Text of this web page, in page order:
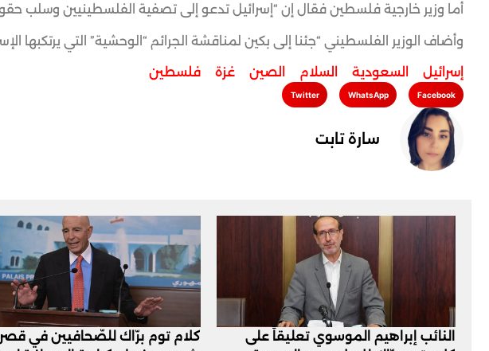
أما وزير خارجية فلسطين فقال إن “إسرائيل تدعو إلى تصفية الفلسطينيين وسلب
وأضاف الوزير الفلسطيني “جئنا إلى بكين لمناقشة الجرائم “الوحشية” التي يرتكبها
إسرائيل السعودية السلام الصين غزة فلسطين
Facebook
WhatsApp
Twitter
سارة تابت
النائب إبراهيم الموسوي تعليقاً على
كلام توم برّاك للصّحافيين في قصر